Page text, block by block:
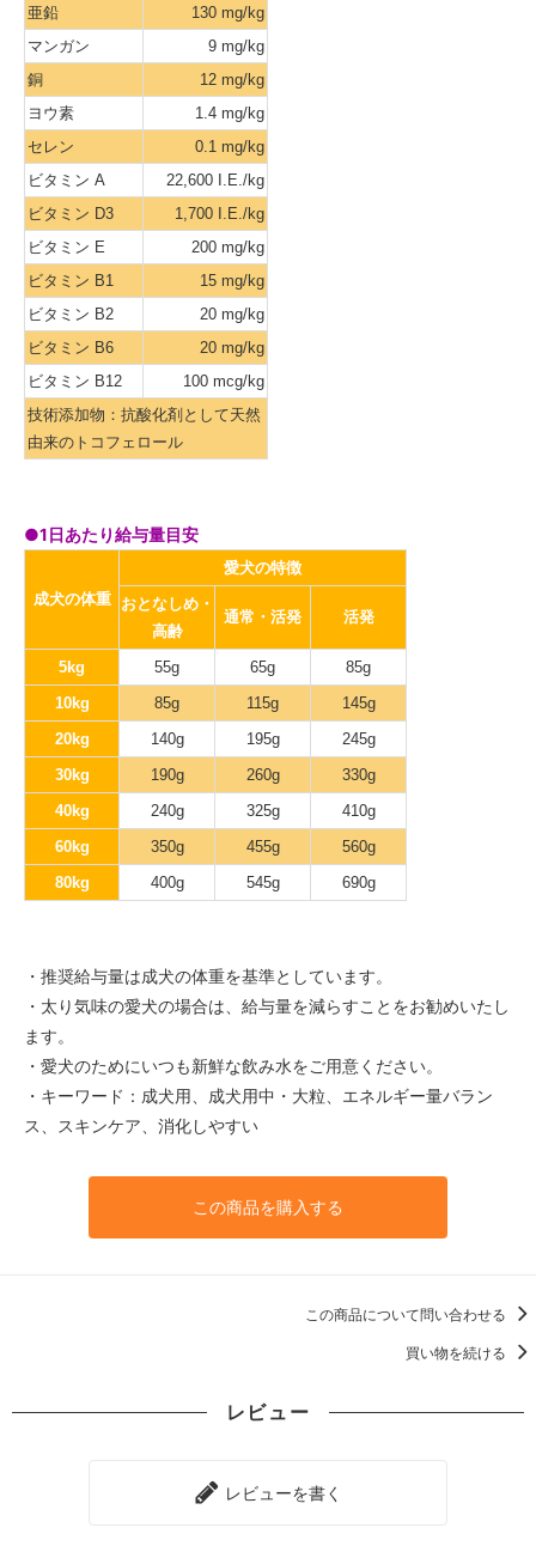
亜鉛
130 mg/kg
マンガン
9 mg/kg
銅
12 mg/kg
ヨウ素
1.4 mg/kg
セレン
0.1 mg/kg
ビタミン A
22,600 I.E./kg
ビタミン D3
1,700 I.E./kg
ビタミン E
200 mg/kg
ビタミン B1
15 mg/kg
ビタミン B2
20 mg/kg
ビタミン B6
20 mg/kg
ビタミン B12
100 mcg/kg
技術添加物：抗酸化剤として天然
由来のトコフェロール
●1日あたり給与量目安
成犬の体重
愛犬の特徴
おとなしめ・
高齢
通常・活発 活発
5kg 55g 65g
85g
10kg
85g 115g
145g
20kg
140g 195g
245g
30kg
190g 260g
330g
40kg
240g 325g
410g
60kg
350g 455g
560g
80kg
400g 545g 690g
・推奨給与量は成犬の体重を基準としています。
・太り気味の愛犬の場合は、給与量を減らすことをお勧めいたし
ます。
・愛犬のためにいつも新鮮な飲み水をご用意ください。
・キーワード：成犬用、成犬用中・大粒、エネルギー量バラン
ス、スキンケア、消化しやすい
この商品を購入する
この商品について問い合わせる
買い物を続ける
レビュー
レビューを書く